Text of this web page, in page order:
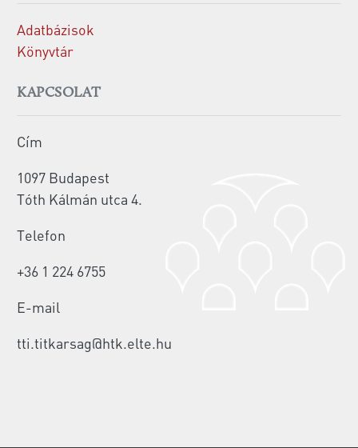
Adatbázisok
Könyvtár
KAPCSOLAT
Cím
1097 Budapest
Tóth Kálmán utca 4.
Telefon
+36 1 224 6755
E-mail
tti.titkarsag@htk.elte.hu